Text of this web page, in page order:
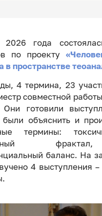
года
по проекту
в пространстве
4 термина, 23
совместной
Они готовили
объяснить и
термины:
баланс. На
4 выступления